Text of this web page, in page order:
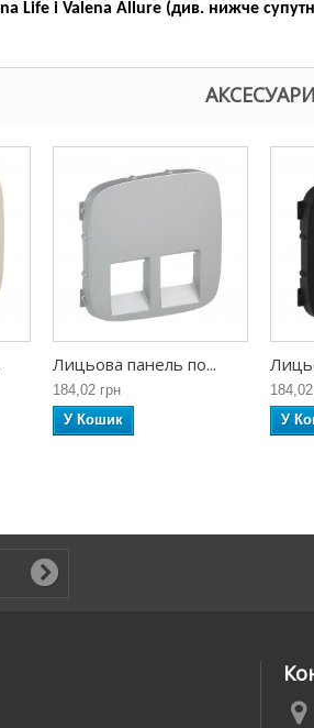
Life і Valena Allure (див. нижче
АКСЕСУАРИ
Лицьова панель по...
184,02 грн
У Кошик
У